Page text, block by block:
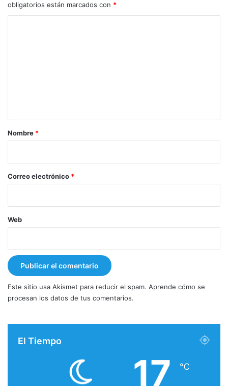
obligatorios están marcados con *
r
*
Nombre *
Correo electrónico *
Web
Este sitio usa Akismet para reducir el spam. Aprende cómo se
procesan los datos de tus comentarios.
El Tiempo
17 ℃